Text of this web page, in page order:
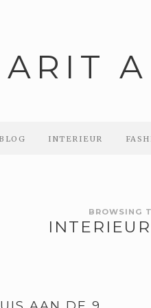
BLOG INTERIEUR
BROWSING